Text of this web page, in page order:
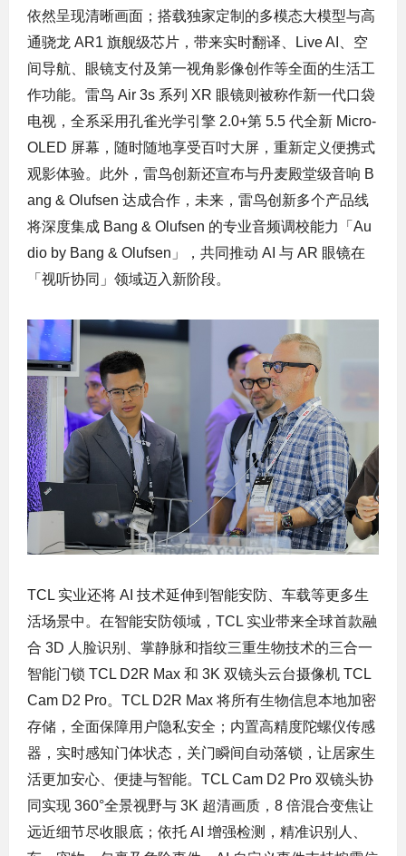
依然呈现清晰画面；搭载独家定制的多模态大模型与高
通骁龙 AR1 旗舰级芯片，带来实时翻译、Live AI、空
间导航、眼镜支付及第一视角影像创作等全面的生活工
作功能。雷鸟 Air 3s 系列 XR 眼镜则被称作新一代口袋
电视，全系采用孔雀光学引擎 2.0+第 5.5 代全新 Micro-
OLED 屏幕，随时随地享受百吋大屏，重新定义便携式
观影体验。此外，雷鸟创新还宣布与丹麦殿堂级音响 B
ang & Olufsen 达成合作，未来，雷鸟创新多个产品线
将深度集成 Bang & Olufsen 的专业音频调校能力「Au
dio by Bang & Olufsen」，共同推动 AI 与 AR 眼镜在
「视听协同」领域迈入新阶段。
TCL 实业还将 AI 技术延伸到智能安防、车载等更多生
活场景中。在智能安防领域，TCL 实业带来全球首款融
合 3D 人脸识别、掌静脉和指纹三重生物技术的三合一
智能门锁 TCL D2R Max 和 3K 双镜头云台摄像机 TCL
Cam D2 Pro。TCL D2R Max 将所有生物信息本地加密
存储，全面保障用户隐私安全；内置高精度陀螺仪传感
器，实时感知门体状态，关门瞬间自动落锁，让居家生
活更加安心、便捷与智能。TCL Cam D2 Pro 双镜头协
同实现 360°全景视野与 3K 超清画质，8 倍混合变焦让
远近细节尽收眼底；依托 AI 增强检测，精准识别人、